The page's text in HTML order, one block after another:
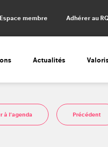
Adhérer au
Espace membre
Actualités
à l'agenda Précédent